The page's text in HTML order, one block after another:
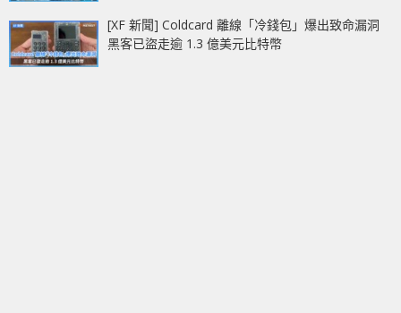
[XF 新聞] Coldcard 離線「冷錢包」爆出致命漏洞
黑客已盜走逾 1.3 億美元比特幣